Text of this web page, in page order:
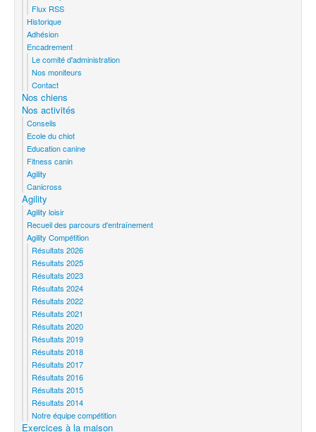
Flux RSS
Historique
Adhésion
Encadrement
Le comité d'administration
Nos moniteurs
Contact
Nos chiens
Nos activités
Conseils
Ecole du chiot
Education canine
Fitness canin
Agility
Canicross
Agility
Agility loisir
Recueil des parcours d'entraînement
Agility Compétition
Résultats 2026
Résultats 2025
Résultats 2023
Résultats 2024
Résultats 2022
Résultats 2021
Résultats 2020
Résultats 2019
Résultats 2018
Résultats 2017
Résultats 2016
Résultats 2015
Résultats 2014
Notre équipe compétition
Exercices à la maison